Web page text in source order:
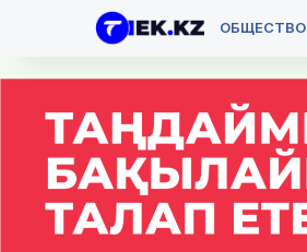
ОБЩЕСТВО